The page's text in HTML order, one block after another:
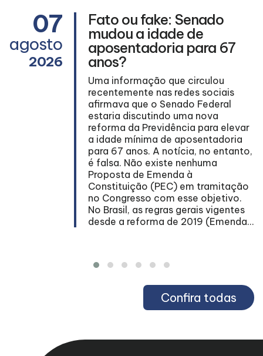
07
agosto
2026
Fato ou fake: Senado
mudou a idade de
aposentadoria para 67
anos?
Uma informação que circulou
recentemente nas redes sociais
afirmava que o Senado Federal
estaria discutindo uma nova
reforma da Previdência para elevar
a idade mínima de aposentadoria
para 67 anos. A notícia, no entanto,
é falsa. Não existe nenhuma
Proposta de Emenda à
Constituição (PEC) em tramitação
no Congresso com esse objetivo.
No Brasil, as regras gerais vigentes
desde a reforma de 2019 (Emenda...
Confira todas